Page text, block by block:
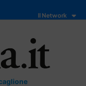
Il Network